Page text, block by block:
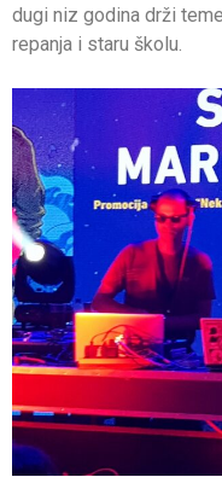
dugi niz godina drži
repanja i staru školu.